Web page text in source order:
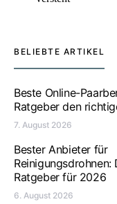
BELIEBTE ARTIKEL
Beste Online-
Ratgeber den
7. August 2026
Bester Anbieter für
Ratgeber für 2026
6. August 2026